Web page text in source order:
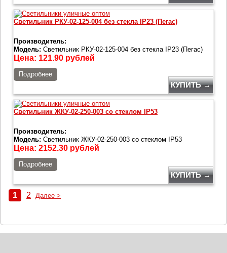
Светильник РКУ-02-125-004 без стекла IP23 (Пегас)
Производитель:
Модель: Светильник РКУ-02-125-004 без стекла IP23 (Пегас)
Цена: 121.90 рублей
Подробнее
КУПИТЬ →
Светильник ЖКУ-02-250-003 со стеклом IP53
Производитель:
Модель: Светильник ЖКУ-02-250-003 со стеклом IP53
Цена: 2152.30 рублей
Подробнее
КУПИТЬ →
1 2 Далее >